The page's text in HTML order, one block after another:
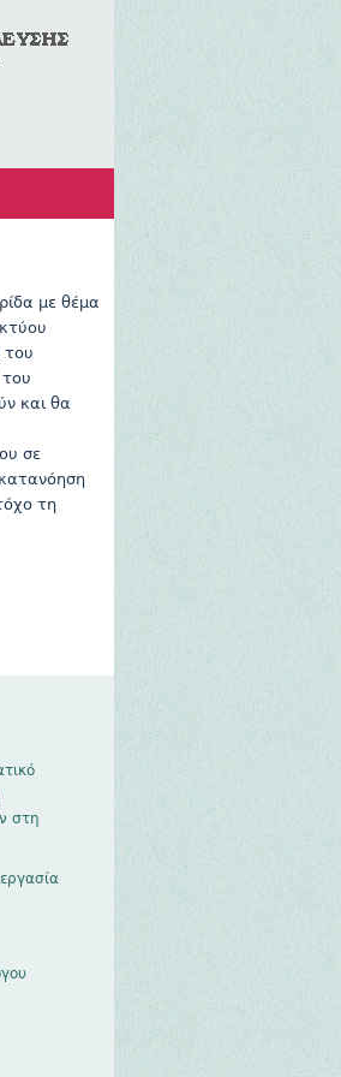
με θέμα
του
και θα
σε
τη
στη